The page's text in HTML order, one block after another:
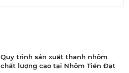
Quy trình sản xuất thanh nhôm
chất lượng cao tại Nhôm Tiến Đạt